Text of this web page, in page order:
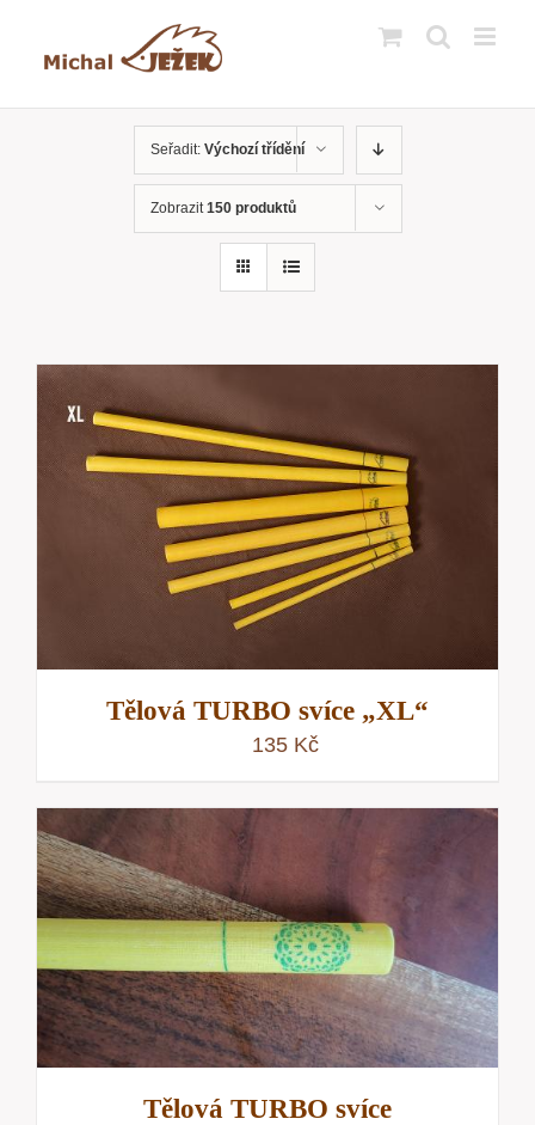
Seřadit: Výchozí třídění
Zobrazit150 produktů
Tělová TURBO svíce „XL“
135 Kč
Tělová TURBO svíce